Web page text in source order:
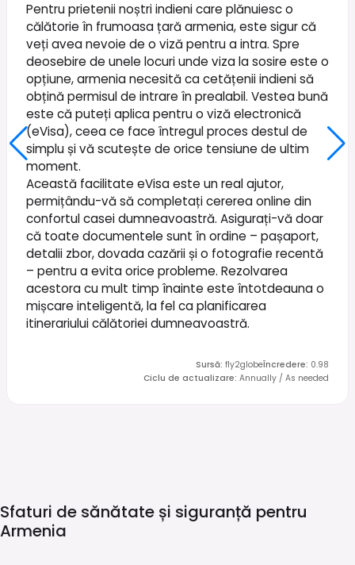
Pentru prietenii noștri indieni care plănuiesc o
călătorie în frumoasa țară armenia, este sigur că
veți avea nevoie de o viză pentru a intra. Spre
deosebire de unele locuri unde viza la sosire este o
opțiune, armenia necesită ca cetățenii indieni să
obțină permisul de intrare în prealabil. Vestea bună
este că puteți aplica pentru o viză electronică
(eVisa), ceea ce face întregul proces destul de
simplu și vă scutește de orice tensiune de ultim
moment.
Această facilitate eVisa este un real ajutor,
permițându-vă să completați cererea online din
confortul casei dumneavoastră. Asigurați-vă doar
că toate documentele sunt în ordine – pașaport,
detalii zbor, dovada cazării și o fotografie recentă
– pentru a evita orice probleme. Rezolvarea
acestora cu mult timp înainte este întotdeauna o
mișcare inteligentă, la fel ca planificarea
itinerariului călătoriei dumneavoastră.
Sursă: fly2globeÎncredere: 0.98
Ciclu de actualizare: Annually / As needed
Sfaturi de sănătate și siguranță pentru
Armenia